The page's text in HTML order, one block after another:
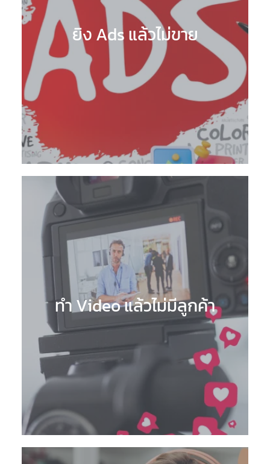
ยิง Ads แล้วไม่ขาย
ทำ Video แล้วไม่มีลูกค้า